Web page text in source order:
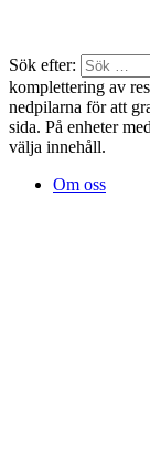
Sök efter:
komplettering av
nedpilarna för att
sida. På enheter
välja innehåll.
Om oss